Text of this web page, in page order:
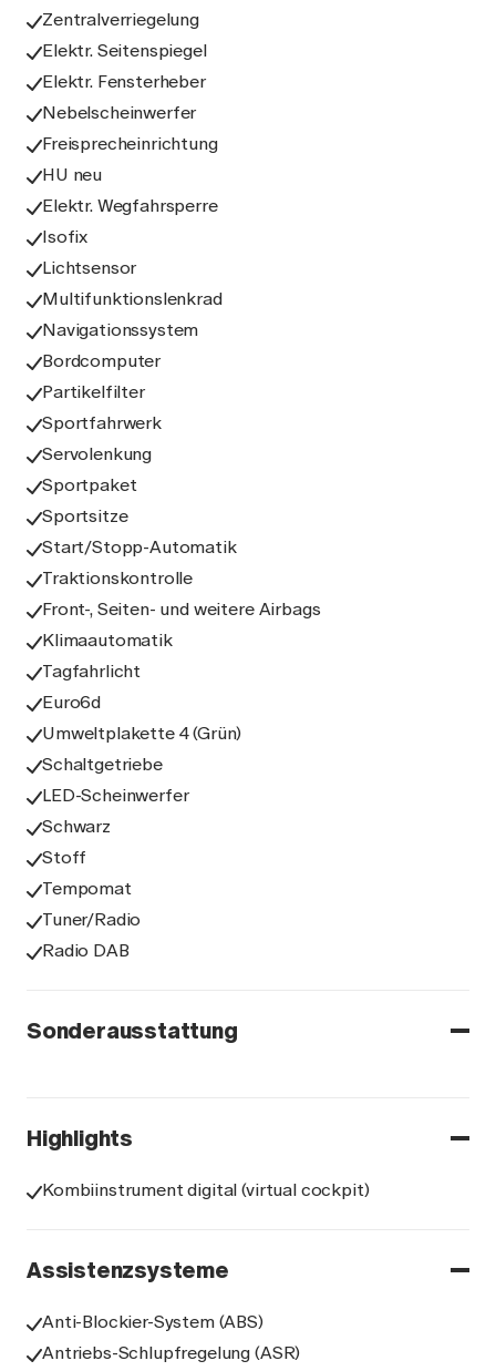
Zentralverriegelung
Elektr. Seitenspiegel
Elektr. Fensterheber
Nebelscheinwerfer
Freisprecheinrichtung
HU neu
Elektr. Wegfahrsperre
Isofix
Lichtsensor
Multifunktionslenkrad
Navigationssystem
Bordcomputer
Partikelfilter
Sportfahrwerk
Servolenkung
Sportpaket
Sportsitze
Start/Stopp-Automatik
Traktionskontrolle
Front-, Seiten- und weitere Airbags
Klimaautomatik
Tagfahrlicht
Euro6d
Umweltplakette 4 (Grün)
Schaltgetriebe
LED-Scheinwerfer
Schwarz
Stoff
Tempomat
Tuner/Radio
Radio DAB
Sonderausstattung
Highlights
Kombiinstrument digital (virtual cockpit)
Assistenzsysteme
Anti-Blockier-System (ABS)
Antriebs-Schlupfregelung (ASR)